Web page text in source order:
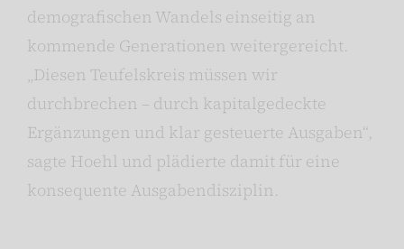
demografischen Wandels einseitig an
kommende Generationen weitergereicht.
„Diesen Teufelskreis müssen wir
durchbrechen – durch kapitalgedeckte
Ergänzungen und klar gesteuerte Ausgaben“,
sagte Hoehl und plädierte damit für eine
konsequente Ausgabendisziplin.